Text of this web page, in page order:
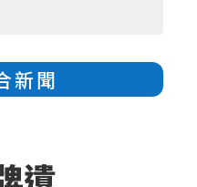
新聞
遺